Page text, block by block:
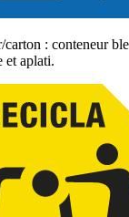
carton : conteneur
et aplati.